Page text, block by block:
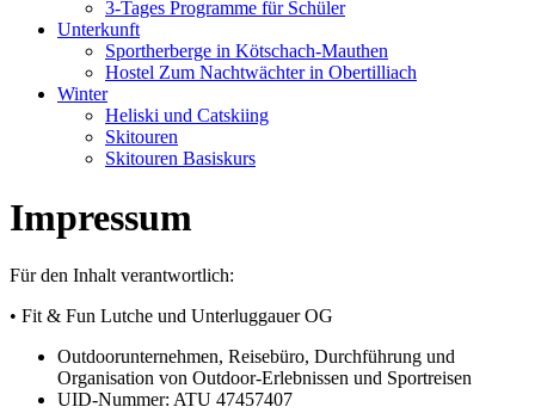
3-Tages Programme für Schüler
Unterkunft
Sportherberge in Kötschach-Mauthen
Hostel Zum Nachtwächter in Obertilliach
Winter
Heliski und Catskiing
Skitouren
Skitouren Basiskurs
Impressum
Für den Inhalt verantwortlich:
• Fit & Fun Lutche und Unterluggauer OG
Outdoorunternehmen, Reisebüro, Durchführung und
Organisation von Outdoor-Erlebnissen und Sportreisen
UID-Nummer: ATU 47457407